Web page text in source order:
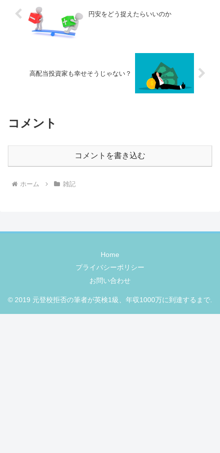
円安をどう捉えたらいいのか
高配当投資家も幸せそうじゃない？
コメント
コメントを書き込む
ホーム 雑記
Home
プライバシーポリシー
お問い合わせ
© 2019 元登校拒否の筆者が英検1級、年収1000万に到達するまで.